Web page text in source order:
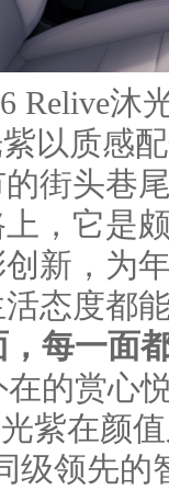
Relive
以质感
街头巷
，它是
新，为
态度都
每一面
的赏心
紫在颜
级领先